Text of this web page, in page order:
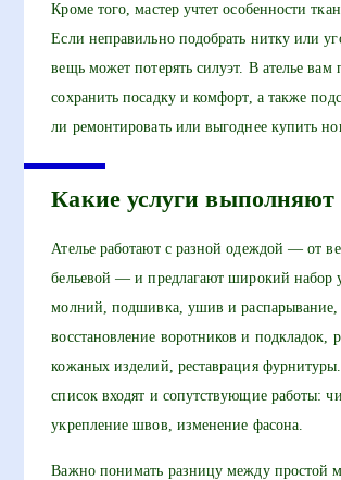
Кроме того, мастер учтет особенности
Если неправильно подобрать нитку или
вещь может потерять силуэт. В ателье вам
сохранить посадку и комфорт, а также
ли ремонтировать или выгоднее купить
Какие услуги выполняют
Ателье работают с разной одеждой — от
бельевой — и предлагают широкий набор
молний, подшивка, ушив и распарывание,
восстановление воротников и подкладок,
кожаных изделий, реставрация
список входят и сопутствующие работы:
укрепление швов, изменение фасона.
Важно понимать разницу между простой